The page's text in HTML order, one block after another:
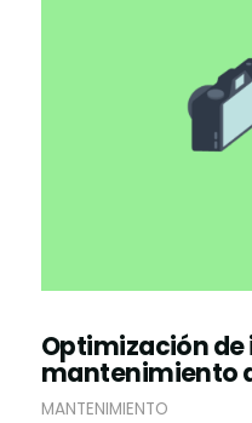
Optimización de
mantenimiento
MANTENIMIENTO